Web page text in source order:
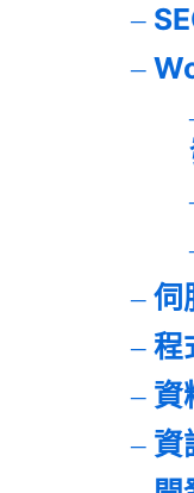
伺
程
資
資